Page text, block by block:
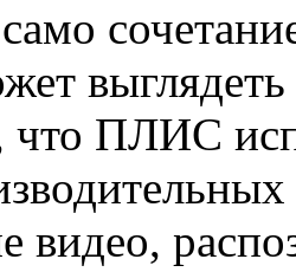
ПЛИС
видео,